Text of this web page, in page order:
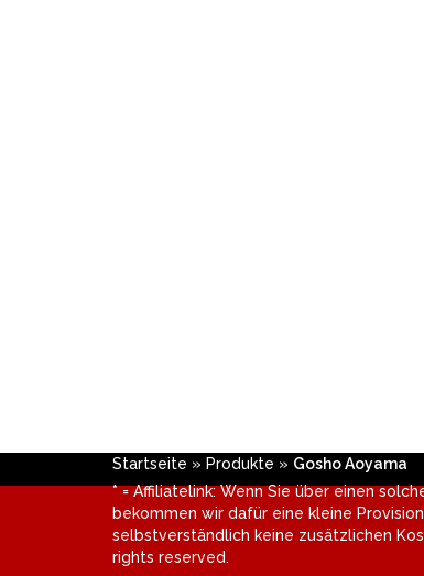
Startseite » Produkte » Gosho Aoyama
* = Affiliatelink: Wenn Sie über einen
bekommen wir dafür eine kleine
selbstverständlich keine zusätzlichen
rights reserved.